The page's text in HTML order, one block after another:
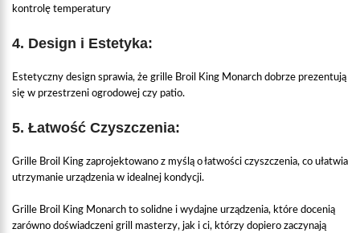
kontrolę temperatury
4. Design i Estetyka:
Estetyczny design sprawia, że grille Broil King Monarch dobrze prezentują
się w przestrzeni ogrodowej czy patio.
5. Łatwość Czyszczenia:
Grille Broil King zaprojektowano z myślą o łatwości czyszczenia, co ułatwia
utrzymanie urządzenia w idealnej kondycji.
Grille Broil King Monarch to solidne i wydajne urządzenia, które docenią
zarówno doświadczeni grill masterzy, jak i ci, którzy dopiero zaczynają